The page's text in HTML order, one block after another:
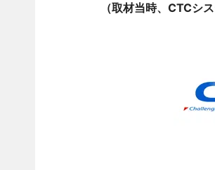
（取材当時、CTCシ